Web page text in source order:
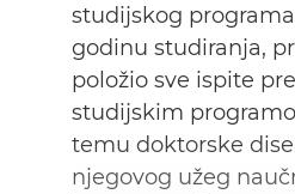
studijskog
godinu studiranja,
položio sve ispite
studijskim
temu doktorske
njegovog užeg